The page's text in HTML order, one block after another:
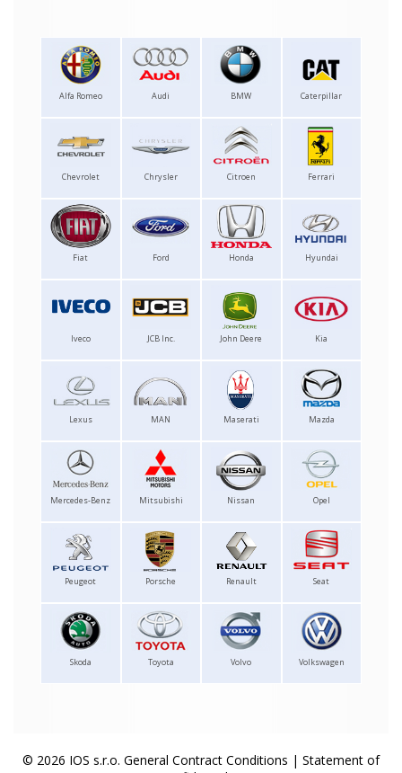
Alfa Romeo Audi BMW Caterpillar
Chevrolet Chrysler Citroen Ferrari
Fiat Ford Honda Hyundai
Iveco JCB Inc. John Deere Kia
Lexus MAN Maserati Mazda
Mercedes-Benz Mitsubishi Nissan Opel
Peugeot Porsche Renault Seat
Skoda Toyota Volvo Volkswagen
© 2026 IOS s.r.o. General Contract Conditions | Statement of